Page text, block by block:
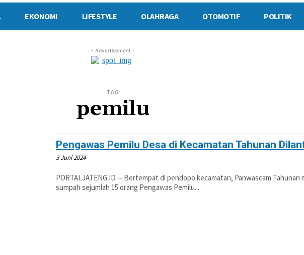
EKONOMI LIFESTYLE OLAHRAGA OTOMOTIF POLITIK
- Advertisement -
TAG
pemilu
Pengawas Pemilu Desa di Kecamatan Tahunan
3 Juni 2024
PORTALJATENG.ID -- Bertempat di pendopo kecamatan, Panwascam
sumpah sejumlah 15 orang Pengawas Pemilu...